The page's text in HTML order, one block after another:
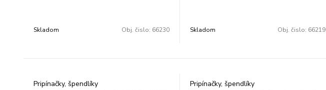
Skladom Obj. čislo: 66230 Skladom Obj. čislo: 66219
Pripínačky, špendlíky Pripínačky, špendlíky